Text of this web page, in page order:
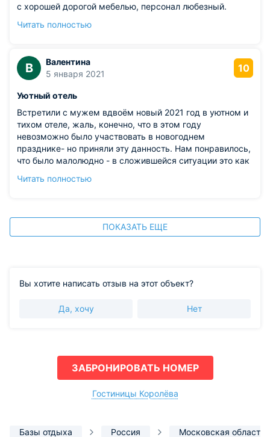
с хорошей дорогой мебелью, персонал любезный.
праздника. Территория красивейшая. Рядом есть театр,
Читать полностью
В
Валентина
5 января 2021
10
Уютный отель
Встретили с мужем вдвоём новый 2021 год в уютном и
тихом отеле, жаль, конечно, что в этом году
невозможно было участвовать в новогоднем
празднике- но приняли эту данность. Нам понравилось,
что было малолюдно - в сложившейся ситуации это как
необычных условиях. Номер мы выбрали
доброжелательно. В ресторане готовят вкусно -
обедали и ужинали. К встрече Нового года ужин
ещё раз приедем к вам. Спасибо! Валентина
Читать полностью
ПОКАЗАТЬ ЕЩЕ
Вы хотите написать отзыв на этот объект?
Да, хочу Нет
ЗАБРОНИРОВАТЬ НОМЕР
Гостиницы Королёва
Базы отдыха Россия Московская область